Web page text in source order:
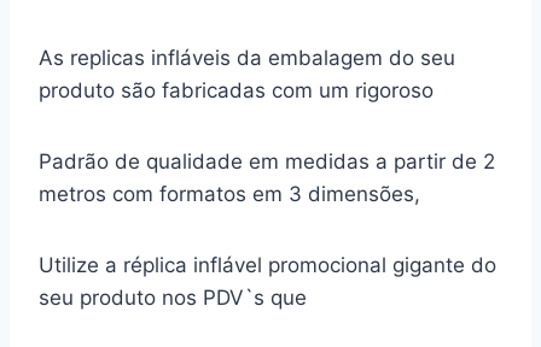
As replicas infláveis da embalagem do seu
produto são fabricadas com um rigoroso
Padrão de qualidade em medidas a partir de 2
metros com formatos em 3 dimensões,
Utilize a réplica inflável promocional gigante do
seu produto nos PDV`s que